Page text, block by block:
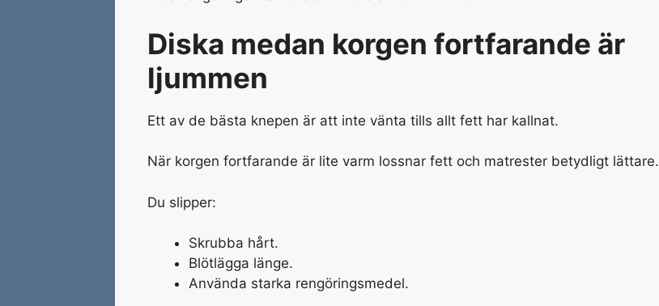
Diska medan korgen fortfarande är
ljummen
Ett av de bästa knepen är att inte vänta tills allt fett har kallnat.
När korgen fortfarande är lite varm lossnar fett och matrester betydligt lättare.
Du slipper:
Skrubba hårt.
Blötlägga länge.
Använda starka rengöringsmedel.